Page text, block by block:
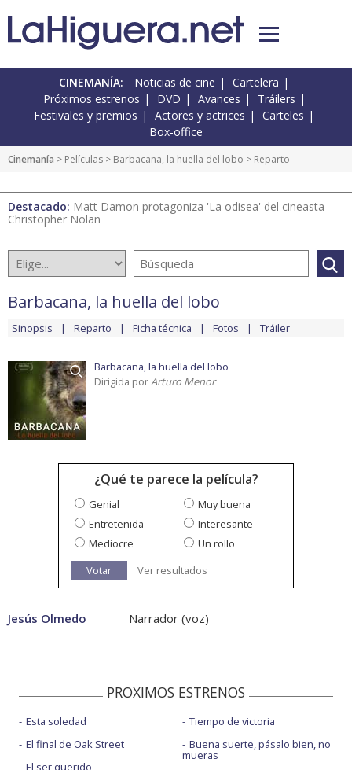
CINEMANÍA: Noticias de cine
Cartelera
Próximos estrenos
DVD Avances
Tráilers
Festivales y premios
Actores y actrices
Carteles
Box-office
Cinemanía > Películas > Barbacana, la huella del lobo > Reparto
Destacado: Matt Damon protagoniza 'La odisea' del cineasta
Christopher Nolan
Barbacana, la huella del lobo
Sinopsis Reparto Ficha técnica Fotos Tráiler
Barbacana, la huella del lobo
Dirigida porArturo Menor
¿Qué te parece la película?
Genial
Muy buena
Entretenida
Interesante
Mediocre
Un rollo
Votar
Ver resultados
Jesús Olmedo Narrador (voz)
PROXIMOS ESTRENOS
Esta soledad
El final de Oak Street
El ser querido
Tiempo de victoria
Buena suerte, pásalo bien, no
mueras